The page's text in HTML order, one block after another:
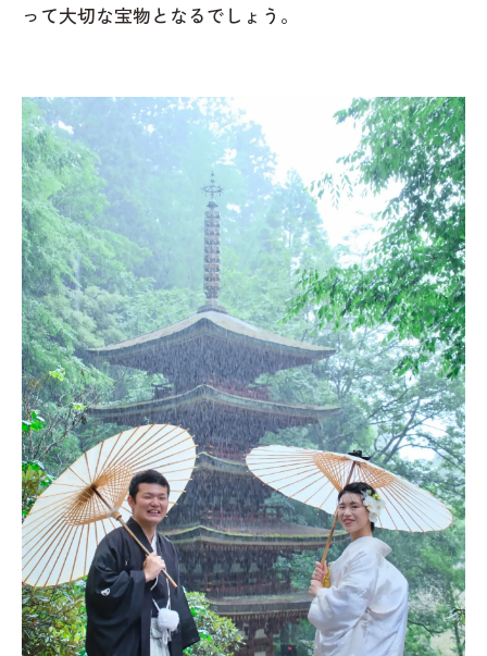
って大切な宝物となるでしょう。